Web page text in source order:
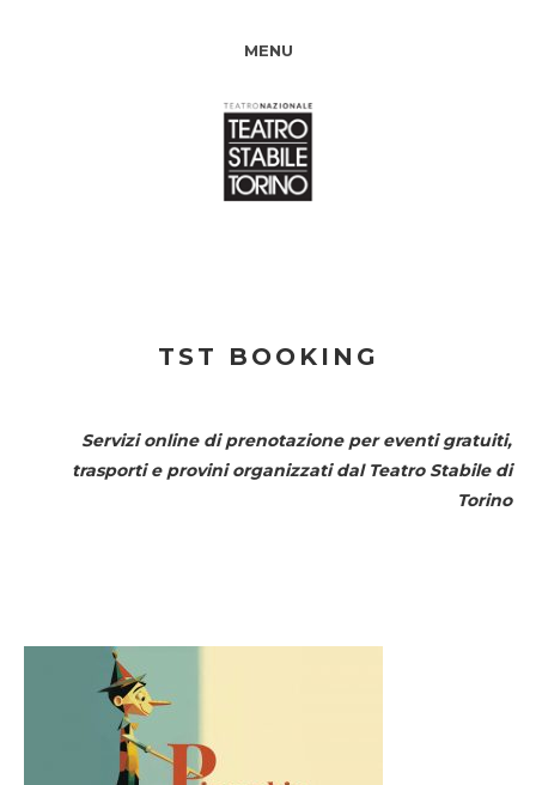
MENU
TST BOOKING
Servizi online di prenotazione per eventi gratuiti,
trasporti e provini organizzati dal Teatro Stabile di
Torino